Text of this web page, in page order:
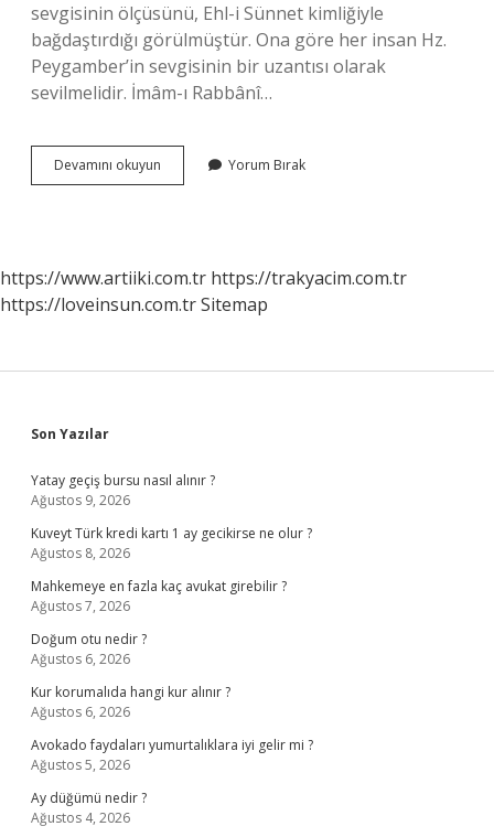
sevgisinin ölçüsünü, Ehl-i Sünnet kimliğiyle
bağdaştırdığı görülmüştür. Ona göre her insan Hz.
Peygamber’in sevgisinin bir uzantısı olarak
sevilmelidir. İmâm-ı Rabbânî…
Devamını okuyun
Rabbani
Yorum Bırak
https://www.artiiki.com.tr https://trakyacim.com.tr
https://loveinsun.com.trSitemap
Sidebar
Son Yazılar
Yatay geçiş bursu nasıl alınır ?
Ağustos 9, 2026
Kuveyt Türk kredi kartı 1 ay gecikirse ne olur ?
Ağustos 8, 2026
Mahkemeye en fazla kaç avukat girebilir ?
Ağustos 7, 2026
Doğum otu nedir ?
Ağustos 6, 2026
Kur korumalıda hangi kur alınır ?
Ağustos 6, 2026
Avokado faydaları yumurtalıklara iyi gelir mi ?
Ağustos 5, 2026
Ay düğümü nedir ?
Ağustos 4, 2026